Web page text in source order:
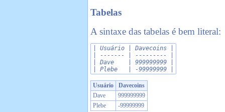
Tabelas
A sintaxe das tabelas é bem literal:
| Usuário | Davecoins |
| ------- | --------- |
| Dave    | 999999999 |
| Plebe   | -99999999 |
Usuário
Davecoins
Dave
999999999
Plebe
-99999999